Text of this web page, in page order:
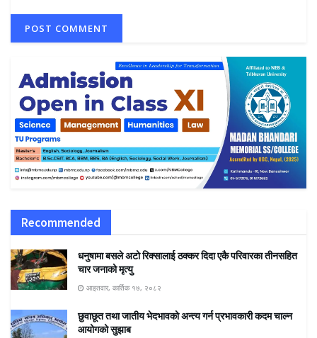
Recommended
धनुषामा बसले अटो रिक्सालाई ठक्कर दिदा एकै परिवारका तीनसहित
चार जनाको मृत्यु
आइतवार, कार्तिक १७, २०८२
छुवाछूत तथा जातीय भेदभावको अन्त्य गर्न प्रभावकारी कदम चाल्न
आयोगको सुझाब